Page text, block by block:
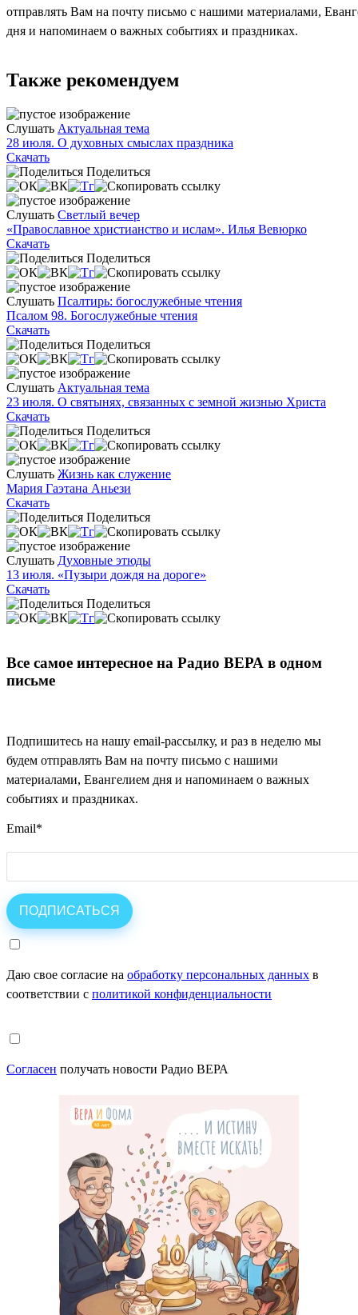
отправлять Вам на почту письмо с нашими материалами,
дня и напоминаем о важных событиях и праздниках.
Также рекомендуем
Слушать Актуальная тема
28 июля. О духовных смыслах праздника
Скачать
Поделиться
Слушать Светлый вечер
«Православное христианство и ислам». Илья Вевюрко
Скачать
Поделиться
Слушать Псалтирь: богослужебные чтения
Псалом 98. Богослужебные чтения
Скачать
Поделиться
Слушать Актуальная тема
23 июля. О святынях, связанных с земной жизнью Христа
Скачать
Поделиться
Слушать Жизнь как служение
Мария Гаэтана Аньези
Скачать
Поделиться
Слушать Духовные этюды
13 июля. «Пузыри дождя на дороге»
Скачать
Поделиться
Все самое интересное на Радио ВЕРА в одном
письме
Подпишитесь на нашу email-рассылку, и раз в неделю мы
будем отправлять Вам на почту письмо с нашими
материалами, Евангелием дня и напоминаем о важных
событиях и праздниках.
Email*
Даю свое согласие на обработку персональных данных в
соответствии с политикой конфиденциальности
Согласен получать новости Радио ВЕРА